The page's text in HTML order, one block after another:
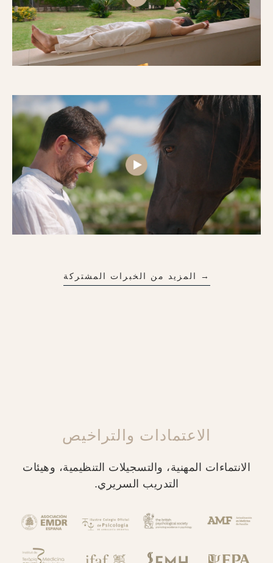
→ المزيد من الخبرات المشتركة
الاعتمادات والتراخيص
الانتماءات المهنية، والتسجيلات التنظيمية، وهيئات
التدريب السريري.